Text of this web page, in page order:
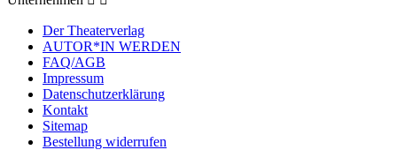
Der Theaterverlag
AUTOR*IN WERDEN
FAQ/AGB
Impressum
Datenschutzerklärung
Kontakt
Sitemap
Bestellung widerrufen